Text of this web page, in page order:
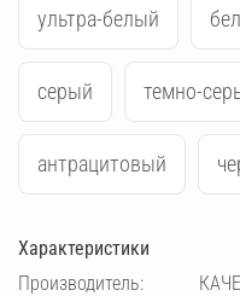
ультра-белый
серый темно-
антрацитовый
Характеристики
Производитель: